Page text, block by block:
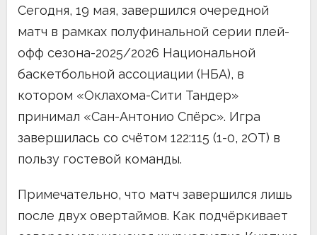
Сегодня, 19 мая, завершился очередной
матч в рамках полуфинальной серии плей-
офф сезона-2025/2026 Национальной
баскетбольной ассоциации (НБА), в
котором «Оклахома-Сити Тандер»
принимал «Сан-Антонио Спёрс». Игра
завершилась со счётом 122:115 (1-0, 2ОТ) в
пользу гостевой команды.
Примечательно, что матч завершился лишь
после двух овертаймов. Как подчёркивает